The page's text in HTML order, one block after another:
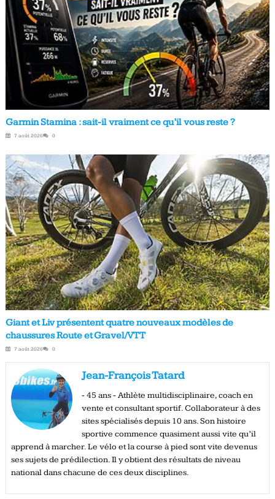
Garmin Stamina : sait-il vraiment ce qu’il vous reste ?
7 août 2026 0
Giant et Liv présentent quatre nouveaux modèles de
chaussures Route et Gravel/VTT
7 août 2026 0
Jean-François Tatard
- 45 ans - Athlète multidisciplinaire, coach en
vente et consultant sportif. Collaborateur à des
sites spécialisés depuis 10 ans. Son histoire
sportive commence quasiment aussi vite qu’il
apprend à marcher. Le vélo et la course à pied sont vite devenus
ses sujets de prédilection. Il y obtient des résultats de niveau
national dans chacune de ces deux disciplines.